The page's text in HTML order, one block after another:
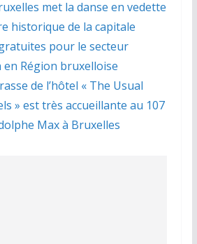
met la danse en vedette
historique de la capitale
pour le secteur
Région bruxelloise
de l’hôtel « The Usual
» est très accueillante au 107
Max à Bruxelles